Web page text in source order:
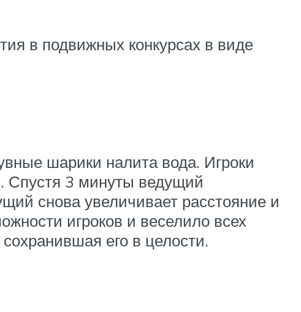
в подвижных конкурсах в виде
шарики налита вода. Игроки
Спустя 3 минуты ведущий
снова увеличивает расстояние и
игроков и веселило всех
его в целости.